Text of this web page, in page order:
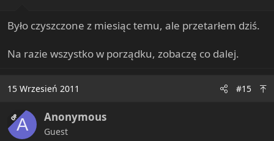
Było czyszczone z miesiąc temu, ale przetarłem dziś.
Na razie wszystko w porządku, zobaczę co dalej.
15 Wrzesień 2011 #15
OPA Anonymous
Guest